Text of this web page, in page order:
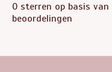
0 sterren op basis van
beoordelingen